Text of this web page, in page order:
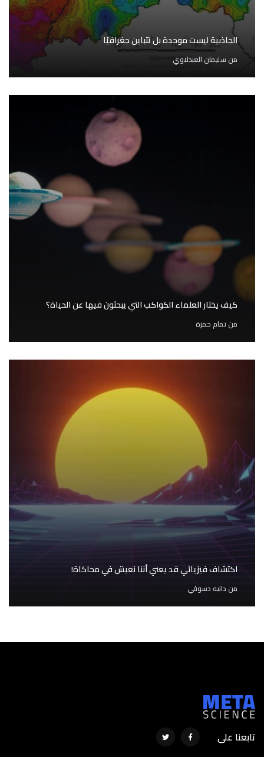
الجاذبية ليست موحدة بل تتباين جغرافيًا
من سليمان العبدلاوي
كيف يختار العلماء الكواكب التي يبحثون فيها عن الحياة؟
منتمام حمزة
اكتشاف فيزيائي قد يعني أننا نعيش في محاكاة!
مندانيه دسوقي
تابعنا على